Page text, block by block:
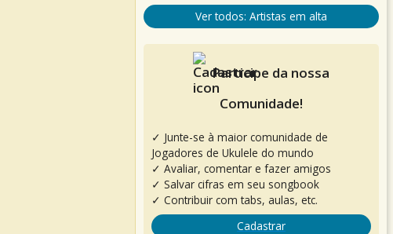
Ver todos: Artistas em alta
Participe da nossa
Comunidade!
✓ Junte-se à maior comunidade de
Jogadores de Ukulele do mundo
✓ Avaliar, comentar e fazer amigos
✓ Salvar cifras em seu songbook
✓ Contribuir com tabs, aulas, etc.
Cadastrar